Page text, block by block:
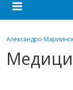
Александро-